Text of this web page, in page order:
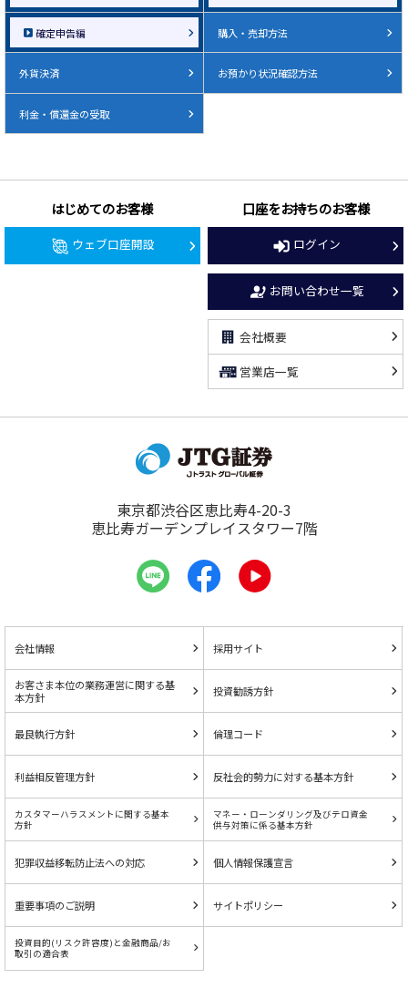
確定申告編 購入・売却方法
外貨決済 お預かり状況確認方法
利金・償還金の受取
はじめてのお客様
ウェブ口座開設
口座をお持ちのお客様
ログイン
お問い合わせ一覧
会社概要
営業店一覧
東京都渋谷区恵比寿4-20-3
恵比寿ガーデンプレイスタワー7階
会社情報 採用サイト
お客さま本位の業務運営に関する基
本方針
投資勧誘方針
最良執行方針 倫理コード
利益相反管理方針 反社会的勢力に対する基本方針
カスタマーハラスメントに関する基本
方針
マネー・ローンダリング及びテロ資金
供与対策に係る基本方針
犯罪収益移転防止法への対応 個人情報保護宣言
重要事項のご説明 サイトポリシー
投資目的(リスク許容度)と金融商品/お
取引の適合表